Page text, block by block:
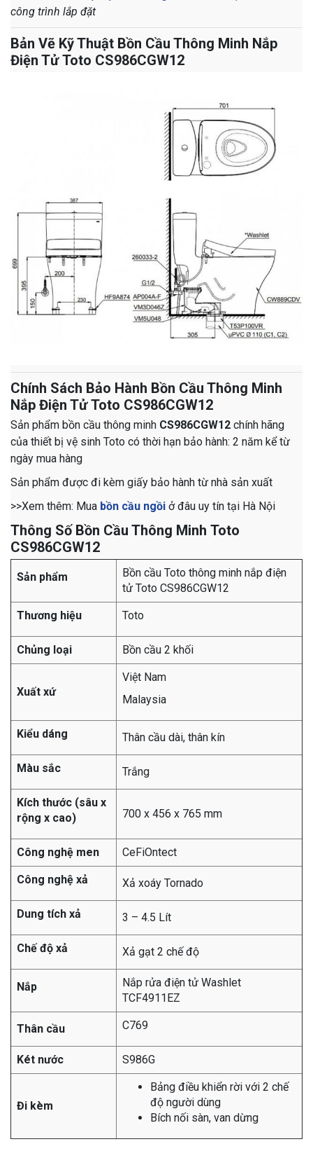
công trình lắp đặt
Bản Vẽ Kỹ Thuật Bồn Cầu Thông Minh Nắp
Điện Tử Toto CS986CGW12
Chính Sách Bảo Hành Bồn Cầu Thông Minh
Nắp Điện Tử Toto CS986CGW12
Sản phẩm bồn cầu thông minh CS986CGW12 chính hãng
của thiết bị vệ sinh Toto có thời hạn bảo hành: 2 năm kể từ
ngày mua hàng
Sản phẩm được đi kèm giấy bảo hành từ nhà sản xuất
>>Xem thêm: Mua bồn cầu ngồi ở đâu uy tín tại Hà Nội
Thông Số Bồn Cầu Thông Minh Toto
CS986CGW12
Sản phẩm
Bồn cầu Toto thông minh nắp điện
tử Toto CS986CGW12
Thương hiệu Toto
Chủng loại Bồn cầu 2 khối
Xuất xứ
Việt Nam
Malaysia
Kiểu dáng Thân cầu dài, thân kín
Màu sắc Trắng
Kích thước (sâu x
rộng x cao)
700 x 456 x 765 mm
Công nghệ men CeFiOntect
Công nghệ xả Xả xoáy Tornado
Dung tích xả 3 – 4.5 Lít
Chế độ xả Xả gạt 2 chế độ
Nắp
Nắp rửa điện tử Washlet
TCF4911EZ
Thân cầu C769
Két nước S986G
Đi kèm
Bảng điều khiển rời với 2 chế
độ người dùng
Bích nối sàn, van dừng